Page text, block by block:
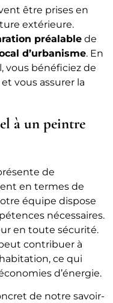
être prises en
extérieure.
préalable de
d’urbanisme. En
vous bénéficiez de
vous assurer la
à un peintre
de
en termes de
équipe dispose
nécessaires.
en toute sécurité.
contribuer à
ce qui
d’énergie.
de notre savoir-